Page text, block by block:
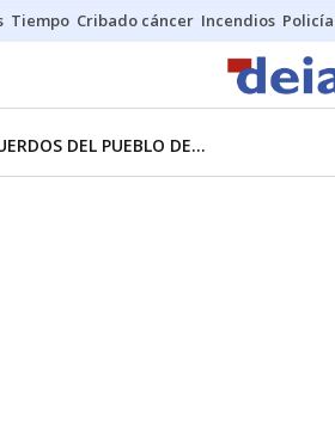
Tiempo Cribado cáncer Incendios
DEL PUEBLO DE...